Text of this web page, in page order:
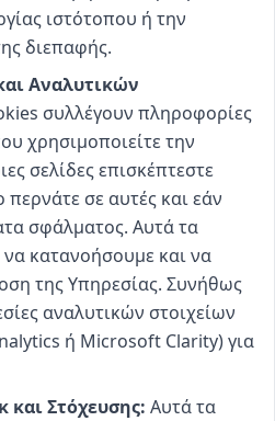
ιστότοπου ή την
διεπαφής.
Αναλυτικών
συλλέγουν πληροφορίες
χρησιμοποιείτε την
σελίδες επισκέπτεστε
σε αυτές και εάν
σφάλματος. Αυτά τα
κατανοήσουμε και να
της Υπηρεσίας. Συνήθως
αναλυτικών στοιχείων
ή Microsoft Clarity) για
και Στόχευσης: Αυτά τα